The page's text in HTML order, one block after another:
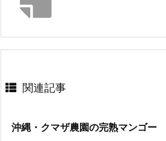
関連記事
沖縄・クマザ農園の完熟マンゴー